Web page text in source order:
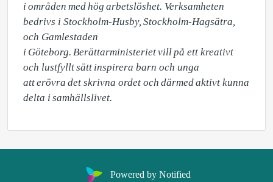
i områden med hög arbetslöshet. Verksamheten
bedrivs i Stockholm-Husby, Stockholm-Hagsätra,
och Gamlestaden
i Göteborg. Berättarministeriet vill på ett kreativt
och lustfyllt sätt inspirera barn och unga
att erövra det skrivna ordet och därmed aktivt kunna
delta i samhällslivet.
Powered by Notified